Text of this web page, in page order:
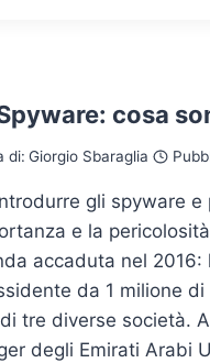
cosa
di: Giorgio Sbaraglia
gli spyware
e la
accaduta nel 2016:
da 1 milione
tre diverse società.
degli Emirati Arabi